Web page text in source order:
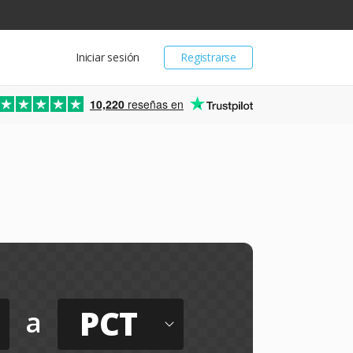
Registrarse
Iniciar sesión
10,220 reseñas en
a PCT